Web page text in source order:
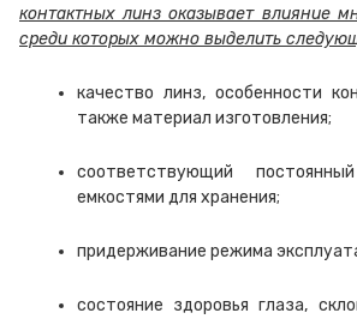
контактных линз оказывает влияние
среди которых можно выделить
качество линз, особенности
также материал изготовления;
соответствующий
емкостями для хранения;
придерживание режима
состояние здоровья глаза,